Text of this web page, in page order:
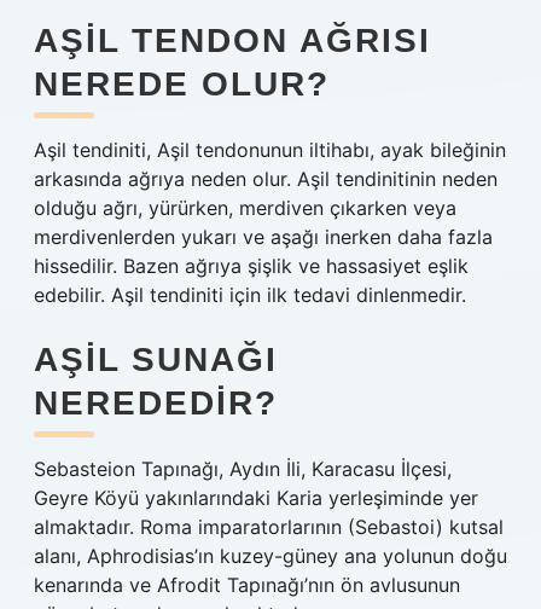
AŞIL TENDON AĞRISI
NEREDE OLUR?
Aşil tendiniti, Aşil tendonunun iltihabı, ayak bileğinin
arkasında ağrıya neden olur. Aşil tendinitinin neden
olduğu ağrı, yürürken, merdiven çıkarken veya
merdivenlerden yukarı ve aşağı inerken daha fazla
hissedilir. Bazen ağrıya şişlik ve hassasiyet eşlik
edebilir. Aşil tendiniti için ilk tedavi dinlenmedir.
AŞIL SUNAĞI
NEREDEDIR?
Sebasteion Tapınağı, Aydın İli, Karacasu İlçesi,
Geyre Köyü yakınlarındaki Karia yerleşiminde yer
almaktadır. Roma imparatorlarının (Sebastoi) kutsal
alanı, Aphrodisias’ın kuzey-güney ana yolunun doğu
kenarında ve Afrodit Tapınağı’nın ön avlusunun